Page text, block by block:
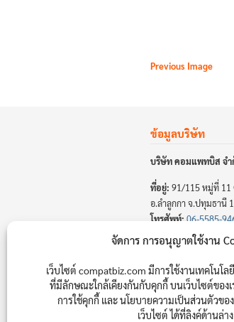
จัดการ การอนุญาตใช้งาน
เว็บไซต์ compatbiz.com มีการใช้งานเทคโนโ
ที่มีลักษณะใกล้เคียงกันกับคุกกี้ บนเว็บไซต์ของเ
การใช้คุกกี้ และ นโยบายความเป็นส่วนตัวขอ
เว็บไซต์ ได้ที่ลิงค์ด้านล่าง
Previous Image
ข้อมูลบริษัท
บริษัท คอมแพทบิส จำ
ที่อยู่: 91/115 หมู่ที่ 11
อ.ลำลูกกา จ.ปทุมธานี
โทรศัพท์: 06-5585-
เลขผู้เสียภาษี: